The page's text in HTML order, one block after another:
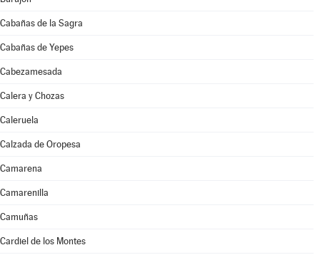
Cabañas de la Sagra
Cabañas de Yepes
Cabezamesada
Calera y Chozas
Caleruela
Calzada de Oropesa
Camarena
Camarenilla
Camuñas
Cardiel de los Montes